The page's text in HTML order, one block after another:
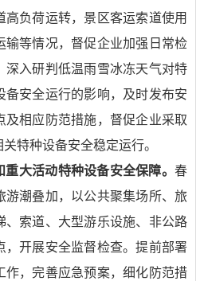
负荷运转，景区客运索道使用
输等情况，督促企业加强日常检
深入研判低温雨雪冰冻天气对特
备安全运行的影响，及时发布安
及相应防范措施，督促企业采取
特种设备安全稳定运行。
大活动特种设备安全保障。 春
游潮叠加，以公共聚集场所、旅
、索道、大型游乐设施、非公路
，开展安全监督检查。提前部署
作，完善应急预案，细化防范措